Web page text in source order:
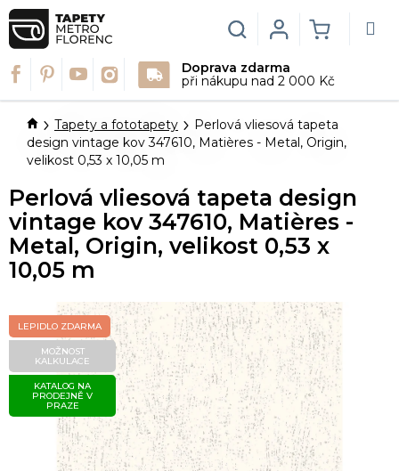
Přejít
na
obsah
Doprava zdarma
při nákupu nad 2 000 Kč
Hledat
KOŠÍK
Login
DomůTapety a fototapety
Perlová vliesová tapeta
design vintage kov 347610, Matières - Metal, Origin,
velikost 0,53 x 10,05 m
Perlová vliesová tapeta design
vintage kov 347610, Matières -
Metal, Origin, velikost 0,53 x
10,05 m
LEPIDLO ZDARMA
MOŽNOST
KALKULACE
KATALOG NA
PRODEJNĚ V
PRAZE